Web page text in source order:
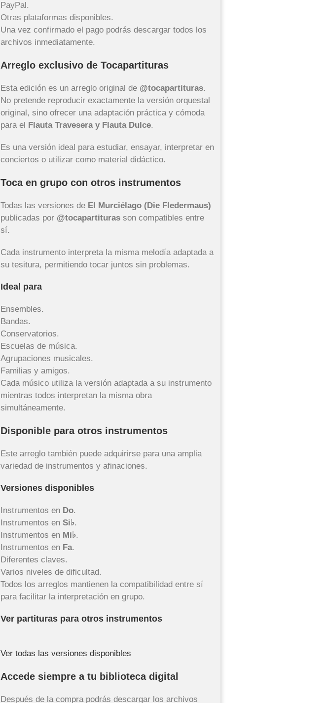
PayPal.
Otras plataformas disponibles.
Una vez confirmado el pago podrás descargar todos los
archivos inmediatamente.
Arreglo exclusivo de Tocapartituras
Esta edición es un arreglo original de @tocapartituras.
No pretende reproducir exactamente la versión orquestal
original, sino ofrecer una adaptación práctica y cómoda
para el Flauta Travesera y Flauta Dulce.
Es una versión ideal para estudiar, ensayar, interpretar en
conciertos o utilizar como material didáctico.
Toca en grupo con otros instrumentos
Todas las versiones de El Murciélago (Die Fledermaus)
publicadas por @tocapartituras son compatibles entre
sí.
Cada instrumento interpreta la misma melodía adaptada a
su tesitura, permitiendo tocar juntos sin problemas.
Ideal para
Ensembles.
Bandas.
Conservatorios.
Escuelas de música.
Agrupaciones musicales.
Familias y amigos.
Cada músico utiliza la versión adaptada a su instrumento
mientras todos interpretan la misma obra
simultáneamente.
Disponible para otros instrumentos
Este arreglo también puede adquirirse para una amplia
variedad de instrumentos y afinaciones.
Versiones disponibles
Instrumentos en Do.
Instrumentos enSi♭.
Instrumentos en Mi♭.
Instrumentos en Fa.
Diferentes claves.
Varios niveles de dificultad.
Todos los arreglos mantienen la compatibilidad entre sí
para facilitar la interpretación en grupo.
Ver partituras para otros instrumentos
Ver todas las versiones disponibles
Accede siempre a tu biblioteca digital
Después de la compra podrás descargar los archivos